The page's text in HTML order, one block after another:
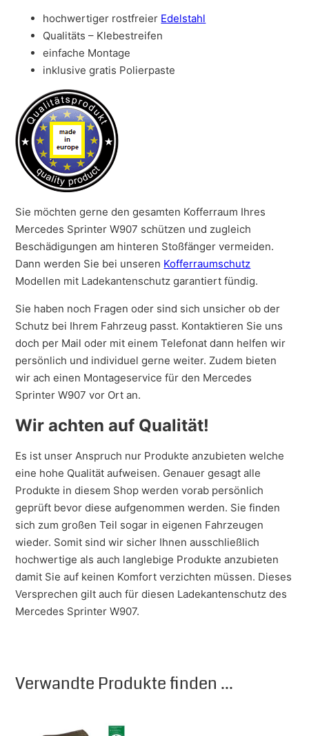
hochwertiger rostfreier Edelstahl
Qualitäts – Klebestreifen
einfache Montage
inklusive gratis Polierpaste
Sie möchten gerne den gesamten Kofferraum Ihres
Mercedes Sprinter W907 schützen und zugleich
Beschädigungen am hinteren Stoßfänger vermeiden.
Dann werden Sie bei unseren Kofferraumschutz
Modellen mit Ladekantenschutz garantiert fündig.
Sie haben noch Fragen oder sind sich unsicher ob der
Schutz bei Ihrem Fahrzeug passt. Kontaktieren Sie uns
doch per Mail oder mit einem Telefonat dann helfen wir
persönlich und individuel gerne weiter. Zudem bieten
wir ach einen Montageservice für den Mercedes
Sprinter W907 vor Ort an.
Wir achten auf Qualität!
Es ist unser Anspruch nur Produkte anzubieten welche
eine hohe Qualität aufweisen. Genauer gesagt alle
Produkte in diesem Shop werden vorab persönlich
geprüft bevor diese aufgenommen werden. Sie finden
sich zum großen Teil sogar in eigenen Fahrzeugen
wieder. Somit sind wir sicher Ihnen ausschließlich
hochwertige als auch langlebige Produkte anzubieten
damit Sie auf keinen Komfort verzichten müssen. Dieses
Versprechen gilt auch für diesen Ladekantenschutz des
Mercedes Sprinter W907.
Verwandte Produkte finden ...